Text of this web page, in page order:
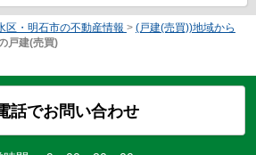
区・明石市の不動産情報 > (戸建(売買))地域から
戸建(売買)
話でお問い合わせ